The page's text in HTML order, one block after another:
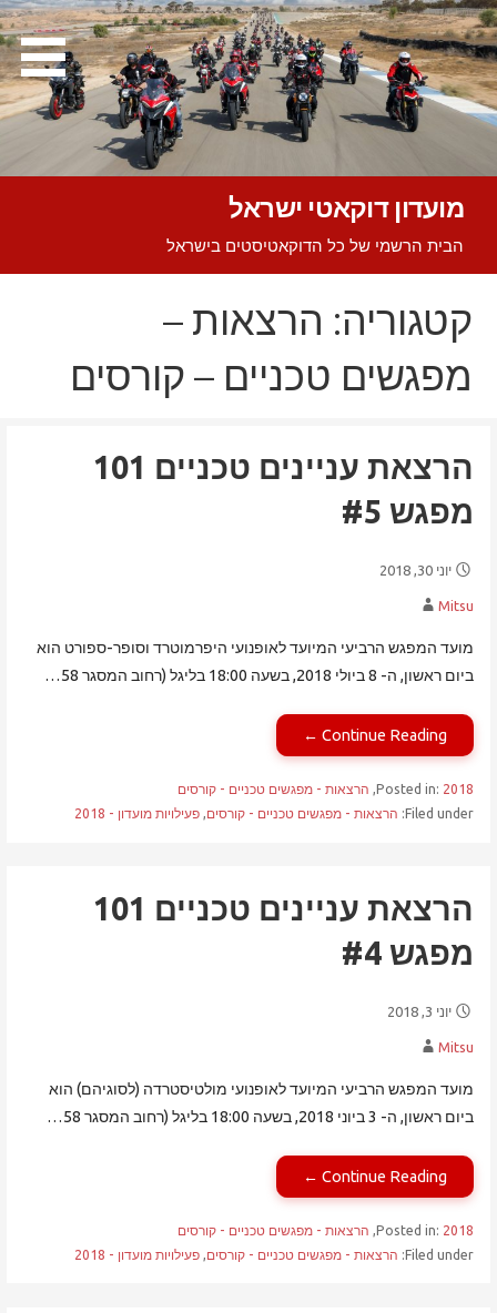
Skip
to
content
מועדון דוקאטי ישראל
הבית הרשמי של כל הדוקאטיסטים בישראל
קטגוריה: הרצאות –
מפגשים טכניים – קורסים
הרצאת עניינים טכניים 101
מפגש #5
יוני 30, 2018
Mitsu
מועד המפגש הרביעי המיועד לאופנועי היפרמוטרד וסופר-ספורט הוא
ביום ראשון, ה- 8 ביולי 2018, בשעה 18:00 בליגל (רחוב המסגר 58…
Continue Reading ←
Posted in: 2018
, הרצאות - מפגשים טכניים - קורסים
Filed under:
הרצאות - מפגשים טכניים - קורסים, פעילויות מועדון - 2018
הרצאת עניינים טכניים 101
מפגש #4
יוני 3, 2018
Mitsu
מועד המפגש הרביעי המיועד לאופנועי מולטיסטרדה (לסוגיהם) הוא
ביום ראשון, ה- 3 ביוני 2018, בשעה 18:00 בליגל (רחוב המסגר 58…
Continue Reading ←
Posted in: 2018
, הרצאות - מפגשים טכניים - קורסים
Filed under:
הרצאות - מפגשים טכניים - קורסים, פעילויות מועדון - 2018